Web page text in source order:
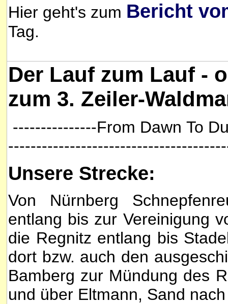
Hier geht's zum Bericht
Tag.
Der Lauf zum Lauf -
zum 3. Zeiler-
---------------From Dawn To
Unsere Strecke:
Von Nürnberg
entlang bis zur Vereinigung
die Regnitz entlang bis
dort bzw. auch den
Bamberg zur Mündung des
und über Eltmann, Sand